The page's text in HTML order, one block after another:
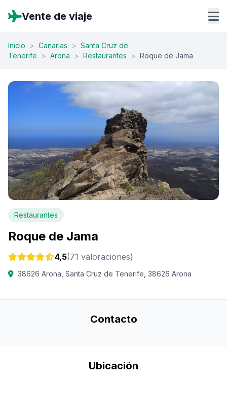
Vente de viaje
Inicio > Canarias > Santa Cruz de
Tenerife
> Arona > Restaurantes > Roque de Jama
Restaurantes
Roque de Jama
4,5(71 valoraciones)
38626 Arona, Santa Cruz de Tenerife, 38626 Arona
Contacto
Ubicación